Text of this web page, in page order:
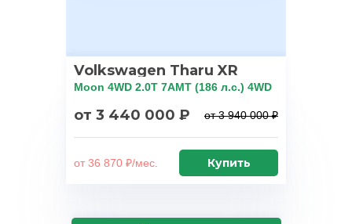
Volkswagen Tharu XR
Moon 4WD 2.0T 7AMT (186 л.с.) 4WD
от 3 440 000 ₽ от 3 940 000 ₽
от 36 870 ₽/мес. Купить